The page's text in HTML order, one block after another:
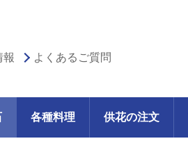
報 よくあるご質問
各種料理 供花の注文